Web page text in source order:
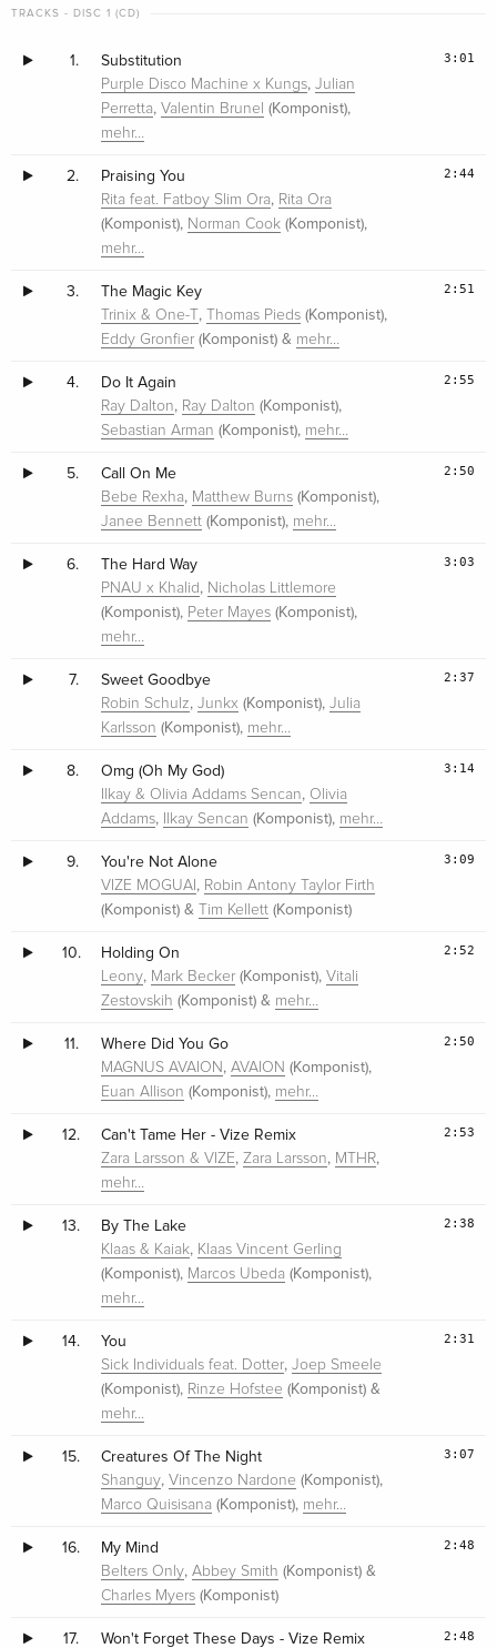
TRACKS - DISC 1 (CD)
1. Substitution
Purple Disco Machine x Kungs,Julian
Perretta,Valentin Brunel (Komponist),
mehr…
3:01
2. Praising You
Rita feat. Fatboy Slim Ora, Rita Ora
(Komponist), Norman Cook (Komponist),
mehr…
2:44
3. The Magic Key
Trinix & One-T , Thomas Pieds (Komponist),
Eddy Gronfier (Komponist) & mehr…
2:51
4. Do It Again
Ray Dalton, Ray Dalton (Komponist),
Sebastian Arman (Komponist), mehr…
2:55
5. Call On Me
Bebe Rexha, Matthew Burns (Komponist),
Janee Bennett (Komponist), mehr…
2:50
6. The Hard Way
PNAU x Khalid , Nicholas Littlemore
(Komponist), Peter Mayes (Komponist),
mehr…
3:03
7. Sweet Goodbye
Robin Schulz,Junkx (Komponist),Julia
Karlsson (Komponist), mehr…
2:37
8. Omg (Oh My God)
Ilkay & Olivia Addams Sencan, Olivia
Addams, Ilkay Sencan (Komponist), mehr…
3:14
9. You're Not Alone
VIZE MOGUAI , Robin Antony Taylor Firth
(Komponist) & Tim Kellett (Komponist)
3:09
10. Holding On
Leony, Mark Becker (Komponist),Vitali
Zestovskih (Komponist) & mehr…
2:52
11. Where Did You Go
MAGNUS AVAION ,AVAION (Komponist),
Euan Allison (Komponist), mehr…
2:50
12. Can't Tame Her - Vize Remix
Zara Larsson & VIZE,Zara Larsson, MTHR,
mehr…
2:53
13. By The Lake
Klaas & Kaiak, Klaas Vincent Gerling
(Komponist), Marcos Ubeda (Komponist),
mehr…
2:38
14. You
Sick Individuals feat. Dotter,Joep Smeele
(Komponist), Rinze Hofstee (Komponist) &
mehr…
2:31
15. Creatures Of The Night
Shanguy,Vincenzo Nardone (Komponist),
Marco Quisisana (Komponist), mehr…
3:07
16. My Mind
Belters Only,Abbey Smith (Komponist) &
Charles Myers (Komponist)
2:48
17. Won't Forget These Days - Vize Remix 2:48